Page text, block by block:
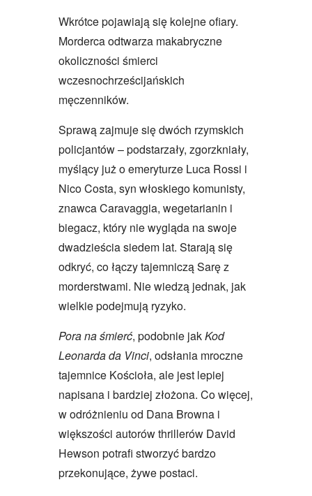
Wkrótce pojawiają się kolejne ofiary.
Morderca odtwarza makabryczne
okoliczności śmierci
wczesnochrześcijańskich
męczenników.
Sprawą zajmuje się dwóch rzymskich
policjantów – podstarzały, zgorzkniały,
myślący już o emeryturze Luca Rossi i
Nico Costa, syn włoskiego komunisty,
znawca Caravaggia, wegetarianin i
biegacz, który nie wygląda na swoje
dwadzieścia siedem lat. Starają się
odkryć, co łączy tajemniczą Sarę z
morderstwami. Nie wiedzą jednak, jak
wielkie podejmują ryzyko.
Pora na śmierć, podobnie jakKod
Leonarda da Vinci, odsłania mroczne
tajemnice Kościoła, ale jest lepiej
napisana i bardziej złożona. Co więcej,
w odróżnieniu od Dana Browna i
większości autorów thrillerów David
Hewson potrafi stworzyć bardzo
przekonujące, żywe postaci.